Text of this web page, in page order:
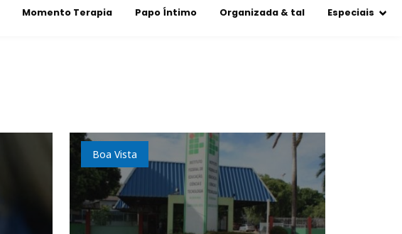
Momento Terapia Papo Íntimo Organizada & tal Especiais
Boa Vista